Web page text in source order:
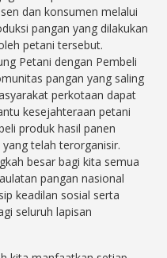
dan konsumen melalui
pangan yang dilakukan
petani tersebut.
Petani dengan Pembeli
pangan yang saling
perkotaan dapat
kesejahteraan petani
produk hasil panen
telah terorganisir.
besar bagi kita semua
pangan nasional
keadilan sosial serta
seluruh lapisan